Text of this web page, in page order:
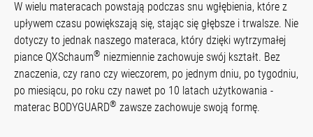
W wielu materacach powstają podczas snu wgłębienia, które z
upływem czasu powiększają się, stając się głębsze i trwalsze. Nie
dotyczy to jednak naszego materaca, który dzięki wytrzymałej
piance QXSchaum® niezmiennie zachowuje swój kształt. Bez
znaczenia, czy rano czy wieczorem, po jednym dniu, po tygodniu,
po miesiącu, po roku czy nawet po 10 latach użytkowania -
materac BODYGUARD® zawsze zachowuje swoją formę.